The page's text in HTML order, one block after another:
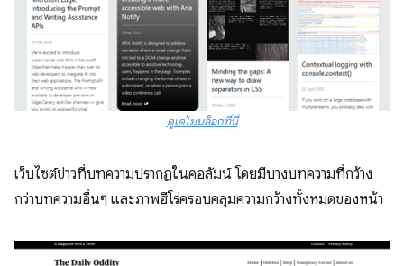
ดูเดโมบล็อกที่นี่
เว็บไซต์ข่าวที่บทความปรากฏในคอลัมน์ โดยมีบางบทความที่กว้าง
กว่าบทความอื่นๆ และภาพฮีโร่ครอบคลุมความกว้างทั้งหมดของหน้า